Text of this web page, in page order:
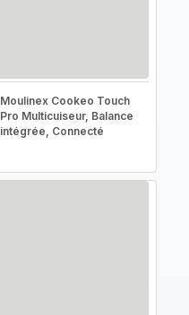
Moulinex Cookeo Touch
Pro Multicuiseur, Balance
intégrée, Connecté